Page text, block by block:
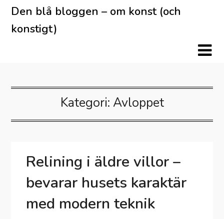
Skip
content
Den blå bloggen – om konst (och
konstigt)
Kategori: Avloppet
Relining i äldre villor –
bevarar husets karaktär
med modern teknik